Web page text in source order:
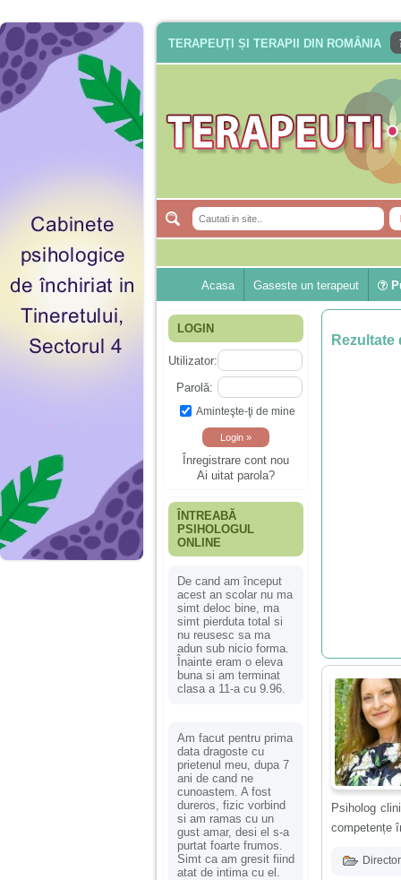
TERAPEUȚI ȘI TERAPII DIN ROMÂNIA
Acasa Gaseste un terapeut
LOGIN
Utilizator:
Parolă:
Aminteşte-ţi de mine
Înregistrare cont nou
Ai uitat parola?
ÎNTREABĂ
PSIHOLOGUL
ONLINE
De cand am început
acest an scolar nu ma
simt deloc bine, ma
simt pierduta total si
nu reusesc sa ma
adun sub nicio forma.
Înainte eram o eleva
buna si am terminat
clasa a 11-a cu 9.96.
Am facut pentru prima
data dragoste cu
prietenul meu, dupa 7
ani de cand ne
cunoastem. A fost
dureros, fizic vorbind
si am ramas cu un
gust amar, desi el s-a
purtat foarte frumos.
Simt ca am gresit fiind
atat de intima cu el.
Rezultate
Psiholog
competențe